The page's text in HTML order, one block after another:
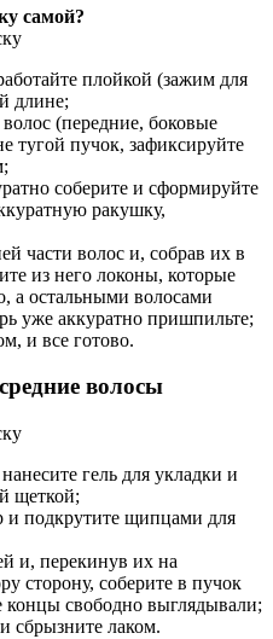
самой?
плойкой (зажим для
длине;
(передние, боковые
тугой пучок, зафиксируйте
соберите и сформируйте
ракушку,
части волос и, собрав их в
из него локоны, которые
а остальными волосами
уже аккуратно пришпильте;
и все готово.
волосы
гель для укладки и
щеткой;
и подкрутите щипцами для
и, перекинув их на
сторону, соберите в пучок
свободно выглядывали;
сбрызните лаком.